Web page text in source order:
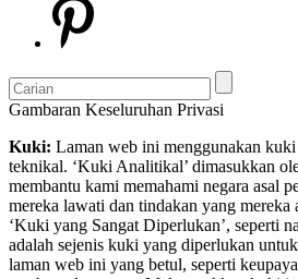
Gambaran Keseluruhan Privasi
Kuki: Laman web ini menggunakan kuki
teknikal. ‘Kuki Analitikal’ dimasukkan
membantu kami memahami negara asal
mereka lawati dan tindakan yang
‘Kuki yang Sangat Diperlukan’, seperti
adalah sejenis kuki yang diperlukan
laman web ini yang betul, seperti